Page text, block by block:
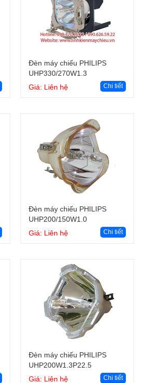
Giỏ hàng
Đèn máy chiếu PHILIPS
UHP330/270W1.3
Giá: Liên hệ
Chi tiết
Giỏ hàng
Đèn máy chiếu PHILIPS
UHP200/150W1.0
Giá: Liên hệ
Chi tiết
Giỏ hàng
Đèn máy chiếu PHILIPS
UHP200W1.3P22.5
Giá: Liên hệ
Chi tiết